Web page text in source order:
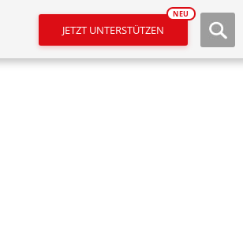
JETZT UNTERSTÜTZEN
NEU